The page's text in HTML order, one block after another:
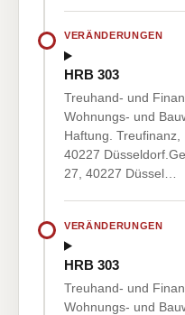
VERÄNDERUNGEN
HRB 303
Treuhand- und
Wohnungs- und
Haftung.
40227
27, 40227 Düssel…
VERÄNDERUNGEN
HRB 303
Treuhand- und
Wohnungs- und